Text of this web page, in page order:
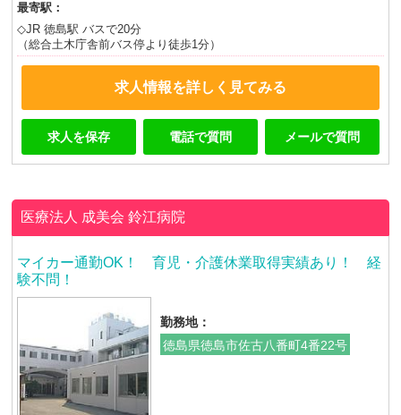
最寄駅：
◇JR 徳島駅 バスで20分
（総合土木庁舎前バス停より徒歩1分）
求人情報を詳しく見てみる
求人を保存 電話で質問 メールで質問
医療法人 成美会鈴江病院
マイカー通勤OK！ 育児・介護休業取得実績あり！ 経
験不問！
勤務地：
徳島県徳島市佐古八番町4番22号